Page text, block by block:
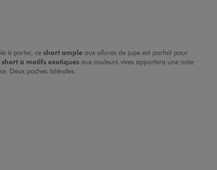
à porter, ce short ample aux allures de jupe est parfait pour
short à motifs exotiques aux couleurs vives apportera une note
Deux poches latérales.